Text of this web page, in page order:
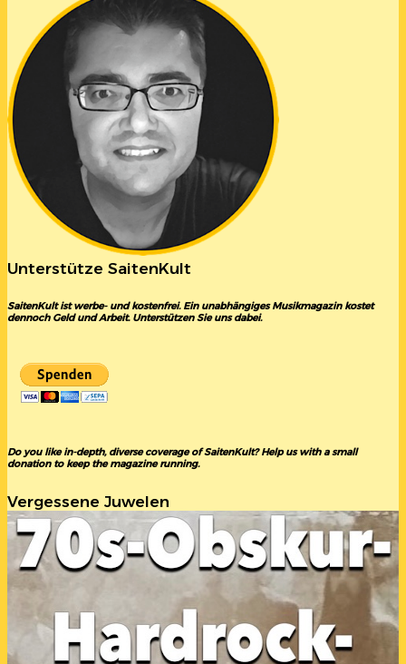
Unterstütze SaitenKult
SaitenKult ist werbe- und kostenfrei. Ein unabhängiges Musikmagazin kostet
dennoch Geld und Arbeit. Unterstützen Sie uns dabei.
Do you like in-depth, diverse coverage of SaitenKult? Help us with a small
donation to keep the magazine running.
Vergessene Juwelen